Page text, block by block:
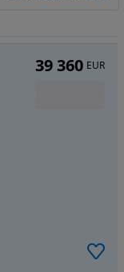
39 360 EUR